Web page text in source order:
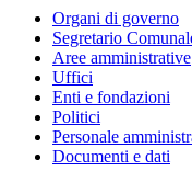
Organi di governo
Segretario
Aree amministrative
Uffici
Enti e fondazioni
Politici
Personale
Documenti e dati